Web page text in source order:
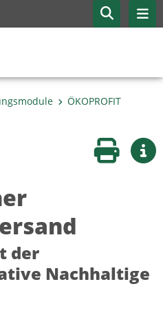
ÖKOPROFIT
Seite
der
Nachhaltige